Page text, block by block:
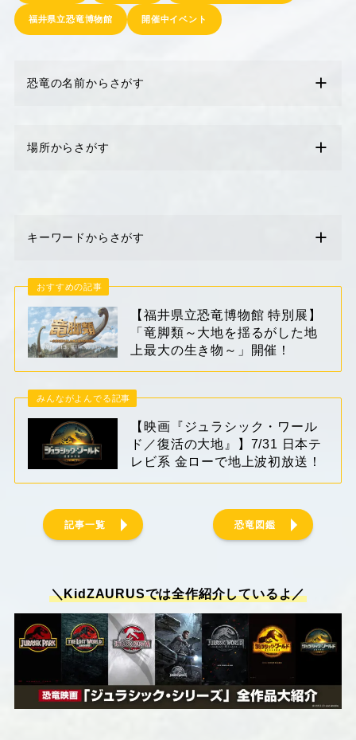
福井県立恐竜博物館 開催中イベント
恐竜の名前からさがす
場所からさがす
キーワードからさがす
おすすめの記事
【福井県立恐竜博物館 特別展】
「竜脚類～大地を揺るがした地
上最大の生き物～」開催！
みんながよんでる記事
【映画『ジュラシック・ワール
ド／復活の大地』】7/31 日本テ
レビ系 金ローで地上波初放送！
記事一覧 恐竜図鑑
＼KidZAURUSでは全作紹介しているよ／